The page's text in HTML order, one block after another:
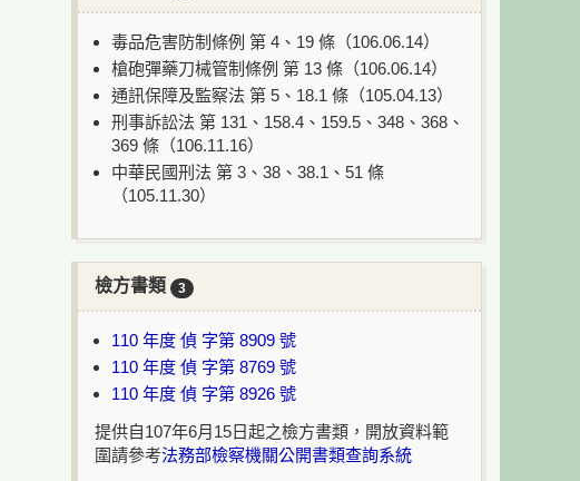
最高法院 112 年度 台上 字第 2559 號判決
(112.07.13)
說明：
：案件目前繫屬法院或無該案號裁判書。
：案件目前上訴到最高法院/最高行政法院審
理中。
毒品危害防制條例 第 4、19 條（106.06.14）
槍砲彈藥刀械管制條例 第 13 條（106.06.14）
通訊保障及監察法 第 5、18.1 條（105.04.13）
刑事訴訟法 第 131、158.4、159.5、348、368、
369 條（106.11.16）
中華民國刑法 第 3、38、38.1、51 條
（105.11.30）
檢方書類 3
110 年度 偵 字第 8909 號
110 年度 偵 字第 8769 號
110 年度 偵 字第 8926 號
提供自107年6月15日起之檢方書類，開放資料範
圍請參考法務部檢察機關公開書類查詢系統